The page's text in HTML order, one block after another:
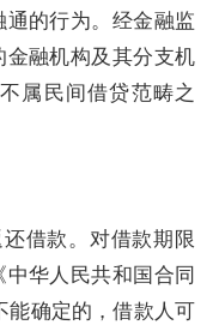
的行为。经金融监
融机构及其分支机
属民间借贷范畴之
借款。对借款期限
华人民共和国合同
确定的，借款人可